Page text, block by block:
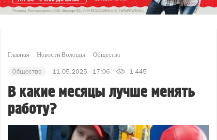
Главная Новости Вологды Общество
Общество 11.05.2025 - 17:06 1 445
В какие месяцы лучше менять
работу?